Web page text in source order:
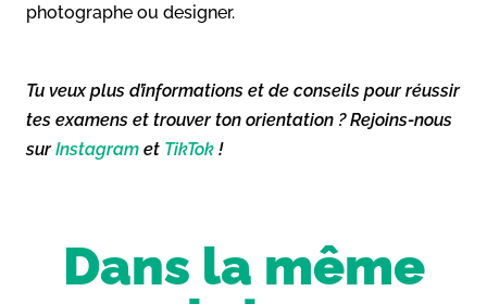
photographe ou designer.
Tu veux plus d’informations et de conseils pour réussir
tes examens et trouver ton orientation ? Rejoins-nous
surInstagram et TikTok !
Dans la même